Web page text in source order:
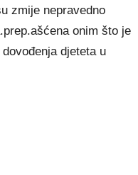
zmije nepravedno
onim što je
djeteta u